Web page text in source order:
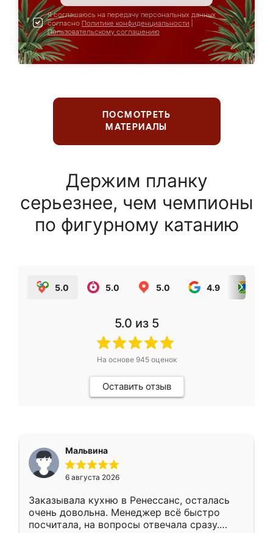
Я соглашаюсь на передачу персональных данных
согласно Политике конфиденциальности
Пользовательскому соглашению
ПОСМОТРЕТЬ
МАТЕРИАЛЫ
Держим планку
серьезнее, чем чемпионы
по фигурному катанию
5.0 5.0 5.0 4.9
5.0 из 5
На основе 945оценок
Оставить отзыв
Мальвина
6 августа 2026
Заказывала кухню в Ренессанс, осталась
очень довольна. Менеджер всё быстро
посчитала, на вопросы отвечала сразу.